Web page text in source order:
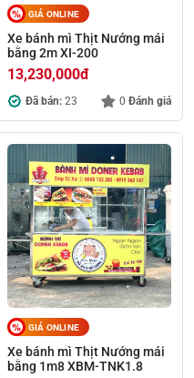
GIÁ ONLINE
Xe bánh mì Thịt Nướng mái
bằng 2m XI-200
13,230,000đ
Đã bán: 23 0 Đánh giá
GIÁ ONLINE
Xe bánh mì Thịt Nướng mái
bằng 1m8 XBM-TNK1.8